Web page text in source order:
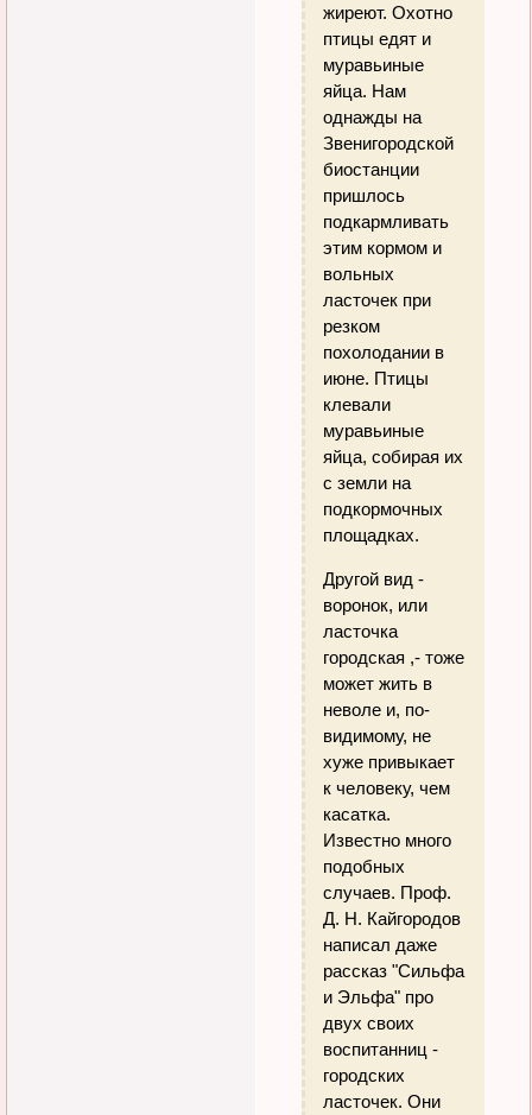
жиреют. Охотно
птицы едят и
муравьиные
яйца. Нам
однажды на
Звенигородской
биостанции
пришлось
подкармливать
этим кормом и
вольных
ласточек при
резком
похолодании в
июне. Птицы
клевали
муравьиные
яйца, собирая их
с земли на
подкормочных
площадках.
Другой вид -
воронок, или
ласточка
городская ,- тоже
может жить в
неволе и, по-
видимому, не
хуже привыкает
к человеку, чем
касатка.
Известно много
подобных
случаев. Проф.
Д. Н. Кайгородов
написал даже
рассказ "Сильфа
и Эльфа" про
двух своих
воспитанниц -
городских
ласточек. Они